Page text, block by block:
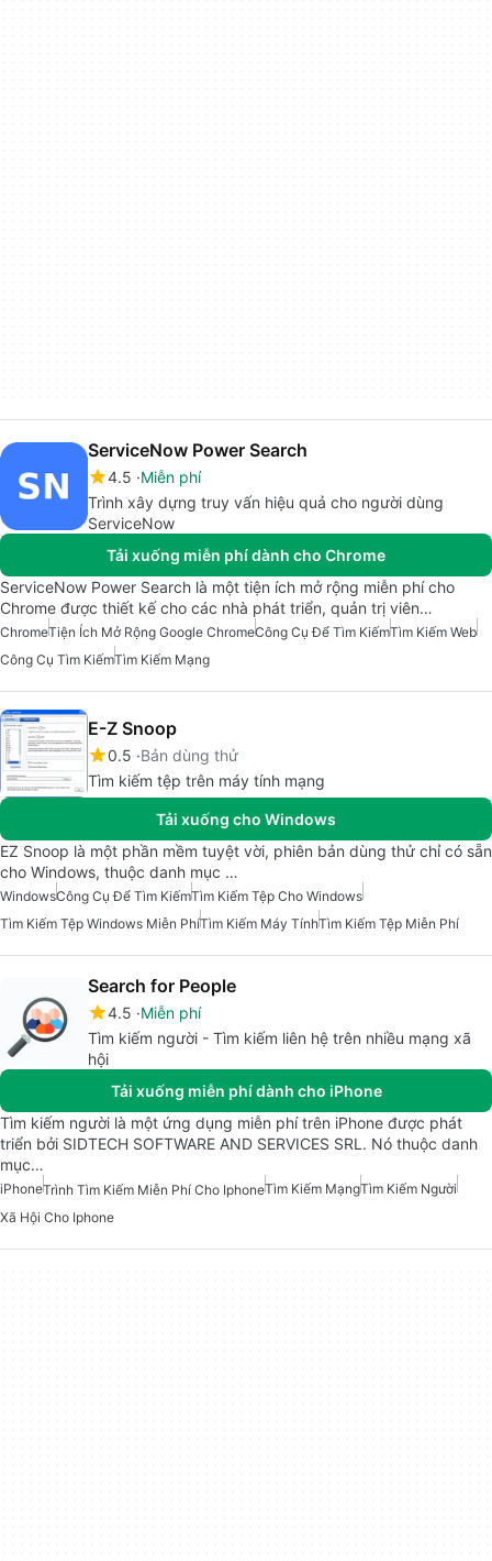
ServiceNow Power Search
4.5 Miễn phí
Trình xây dựng truy vấn hiệu quả cho người dùng
ServiceNow
Tải xuống miễn phí dành cho Chrome
ServiceNow Power Search là một tiện ích mở rộng miễn phí cho
Chrome được thiết kế cho các nhà phát triển, quản trị viên…
ChromeTiện Ích Mở Rộng Google ChromeCông Cụ Để Tìm KiếmTìm Kiếm Web
Công Cụ Tìm KiếmTìm Kiếm Mạng
E-Z Snoop
0.5 Bản dùng thử
Tìm kiếm tệp trên máy tính mạng
Tải xuống cho Windows
EZ Snoop là một phần mềm tuyệt vời, phiên bản dùng thử chỉ có sẵn
cho Windows, thuộc danh mục …
WindowsCông Cụ Để Tìm KiếmTìm Kiếm Tệp Cho Windows
Tìm Kiếm Tệp Windows Miễn PhíTìm Kiếm Máy TínhTìm Kiếm Tệp Miễn Phí
Search for People
4.5 Miễn phí
Tìm kiếm người - Tìm kiếm liên hệ trên nhiều mạng xã
hội
Tải xuống miễn phí dành cho iPhone
Tìm kiếm người là một ứng dụng miễn phí trên iPhone được phát
triển bởi SIDTECH SOFTWARE AND SERVICES SRL. Nó thuộc danh
mục…
iPhoneTrình Tìm Kiếm Miễn Phí Cho IphoneTìm Kiếm MạngTìm Kiếm Người
Xã Hội Cho Iphone